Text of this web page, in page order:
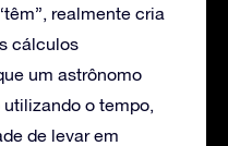
realmente cria
cálculos
um astrônomo
o tempo,
de levar em